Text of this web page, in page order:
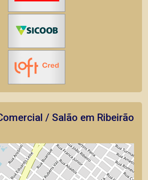
/ Salão em Ribeirão